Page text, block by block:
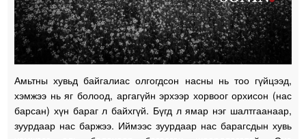
Амьтны хувьд байгалиас олгогдсон насны нь тоо гүйцээд,
хэмжээ нь яг болоод, аргагүйн эрхээр хорвоог орхисон (нас
барсан) хүн бараг л байхгүй. Бүгд л ямар нэг шалтгаанаар,
зуурдаар нас баржээ. Иймээс зуурдаар нас барагсдын хувь